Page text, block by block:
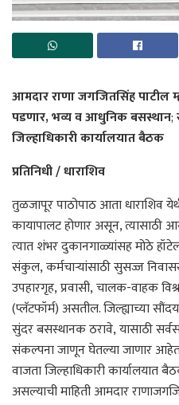
आमदार राणा जगजितसिंह पाटील
पडणार, भव्य व आधुनिक बसस्थान;
जिल्हाधिकारी कार्यालयात बैठक
प्रतिनिधी / धाराशिव
तुळजापूर पाठोपाठ आता धाराशिव
कायापालट होणार असून, त्यासाठी
त्यात शंभर दुकानगाळ्यांसह मोठे
संकुल, कर्मचार्‍यांसाठी सुसज्ज
उपहारगृह, प्रवासी, चालक-वाहक
(प्लॅटफॉर्म) असतील. जिल्ह्याच्या
सुंदर बसस्थानक ठरावे, यासाठी
संकल्पना जाणून घेतल्या जाणार
वाजता जिल्हाधिकारी
असल्याची माहिती आमदार